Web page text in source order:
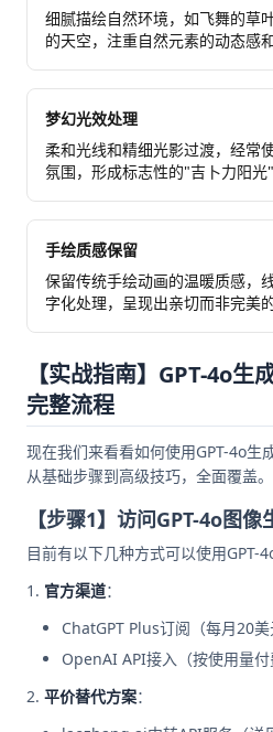
细腻描绘自然环境，如飞舞的草
的天空，注重自然元素的动态感
梦幻光效处理
柔和光线和精细光影过渡，经常
氛围，形成标志性的"吉卜力阳光
手绘质感保留
保留传统手绘动画的温暖质感，
字化处理，呈现出亲切而非完美
【实战指南】GPT-4o生
完整流程
现在我们来看看如何使用GPT-4o生
从基础步骤到高级技巧，全面覆盖。
【步骤1】访问GPT-4o图像
目前有以下几种方式可以使用GPT-
官方渠道：
ChatGPT Plus订阅（每月20美
OpenAI API接入（按使用量付
平价替代方案：